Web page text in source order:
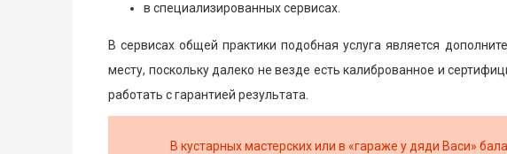
в специализированных сервисах.
В сервисах общей практики подобная услуга является
месту, поскольку далеко не везде есть калиброванное и
работать с гарантией результата.
В кустарных мастерских или в «гараже у дяди Васи»